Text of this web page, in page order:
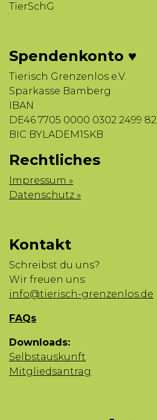
TierSchG
Spendenkonto ♥
Tierisch Grenzenlos e.V.
Sparkasse Bamberg
IBAN
DE46 7705 0000 0302 2499 82
BIC BYLADEM1SKB
Rechtliches
Impressum »
Datenschutz »
Kontakt
Schreibst du uns?
Wir freuen uns:
info@tierisch-grenzenlos.de
FAQs
Downloads:
Selbstauskunft
Mitgliedsantrag